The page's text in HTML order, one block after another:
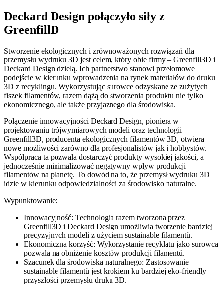
Deckard Design połączyło siły z
GreenfillD
Stworzenie ekologicznych i zrównoważonych rozwiązań dla
przemysłu wydruku 3D jest celem, który obie firmy – Greenfill3D i
Deckard Design dzielą. Ich partnerstwo stanowi przełomowe
podejście w kierunku wprowadzenia na rynek materiałów do druku
3D z recyklingu. Wykorzystując surowce odzyskane ze zużytych
fiszek filamentów, razem dążą do stworzenia produktu nie tylko
ekonomicznego, ale także przyjaznego dla środowiska.
Połączenie innowacyjności Deckard Design, pioniera w
projektowaniu trójwymiarowych modeli oraz technologii
Greenfill3D, producenta ekologicznych filamentów 3D, otwiera
nowe możliwości zarówno dla profesjonalistów jak i hobbystów.
Współpraca ta pozwala dostarczyć produkty wysokiej jakości, a
jednocześnie minimalizować negatywny wpływ produkcji
filamentów na planetę. To dowód na to, że przemysł wydruku 3D
idzie w kierunku odpowiedzialności za środowisko naturalne.
Wypunktowanie:
Innowacyjność: Technologia razem tworzona przez
Greenfill3D i Deckard Design umożliwia tworzenie bardziej
precyzyjnych modeli z użyciem sustainable filamentů.
Ekonomiczna korzyść: Wykorzystanie recyklatu jako surowca
pozwala na obniżenie kosztów produkcji filamentů.
Szacunek dla środowiska naturalnego: Zastosowanie
sustainable filamentů jest krokiem ku bardziej eko-friendly
przyszłości przemysłu druku 3D.